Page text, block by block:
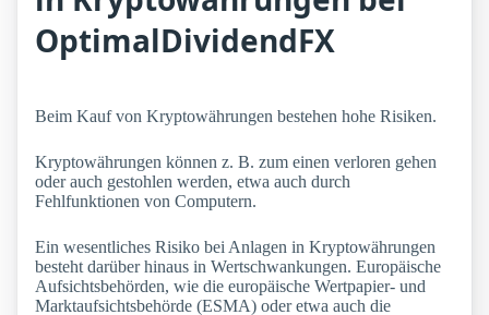
OptimalDividendFX
Beim Kauf von Kryptowährungen bestehen hohe Risiken.
Kryptowährungen können z. B. zum einen verloren gehen
oder auch gestohlen werden, etwa auch durch
Fehlfunktionen von Computern.
Ein wesentliches Risiko bei Anlagen in Kryptowährungen
besteht darüber hinaus in Wertschwankungen. Europäische
Aufsichtsbehörden, wie die europäische Wertpapier- und
Marktaufsichtsbehörde (ESMA) oder etwa auch die